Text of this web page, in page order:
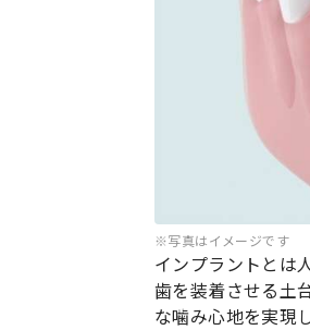
※写真はイメージです
インプラントとは
歯を装着させる土
な噛み心地を実現